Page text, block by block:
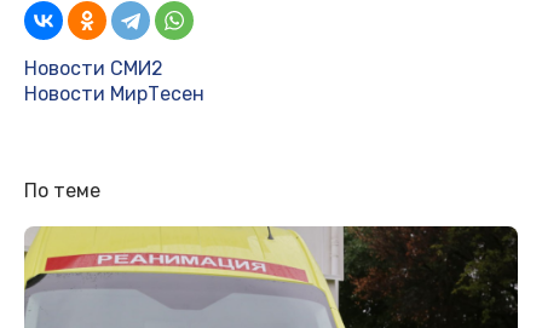
Новости СМИ2
Новости МирТесен
По теме